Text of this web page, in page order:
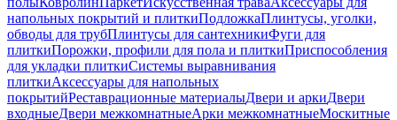
напольных покрытий и плиткиПодложкаПлинтусы, уголки,
обводы для трубПлинтусы для сантехникиФуги для
плиткиПорожки, профили для пола и плиткиПриспособления
для укладки плиткиСистемы выравнивания
плиткиАксессуары для напольных
покрытийРеставрационные материалыДвери и аркиДвери
входныеДвери межкомнатныеАрки межкомнатныеМоскитные